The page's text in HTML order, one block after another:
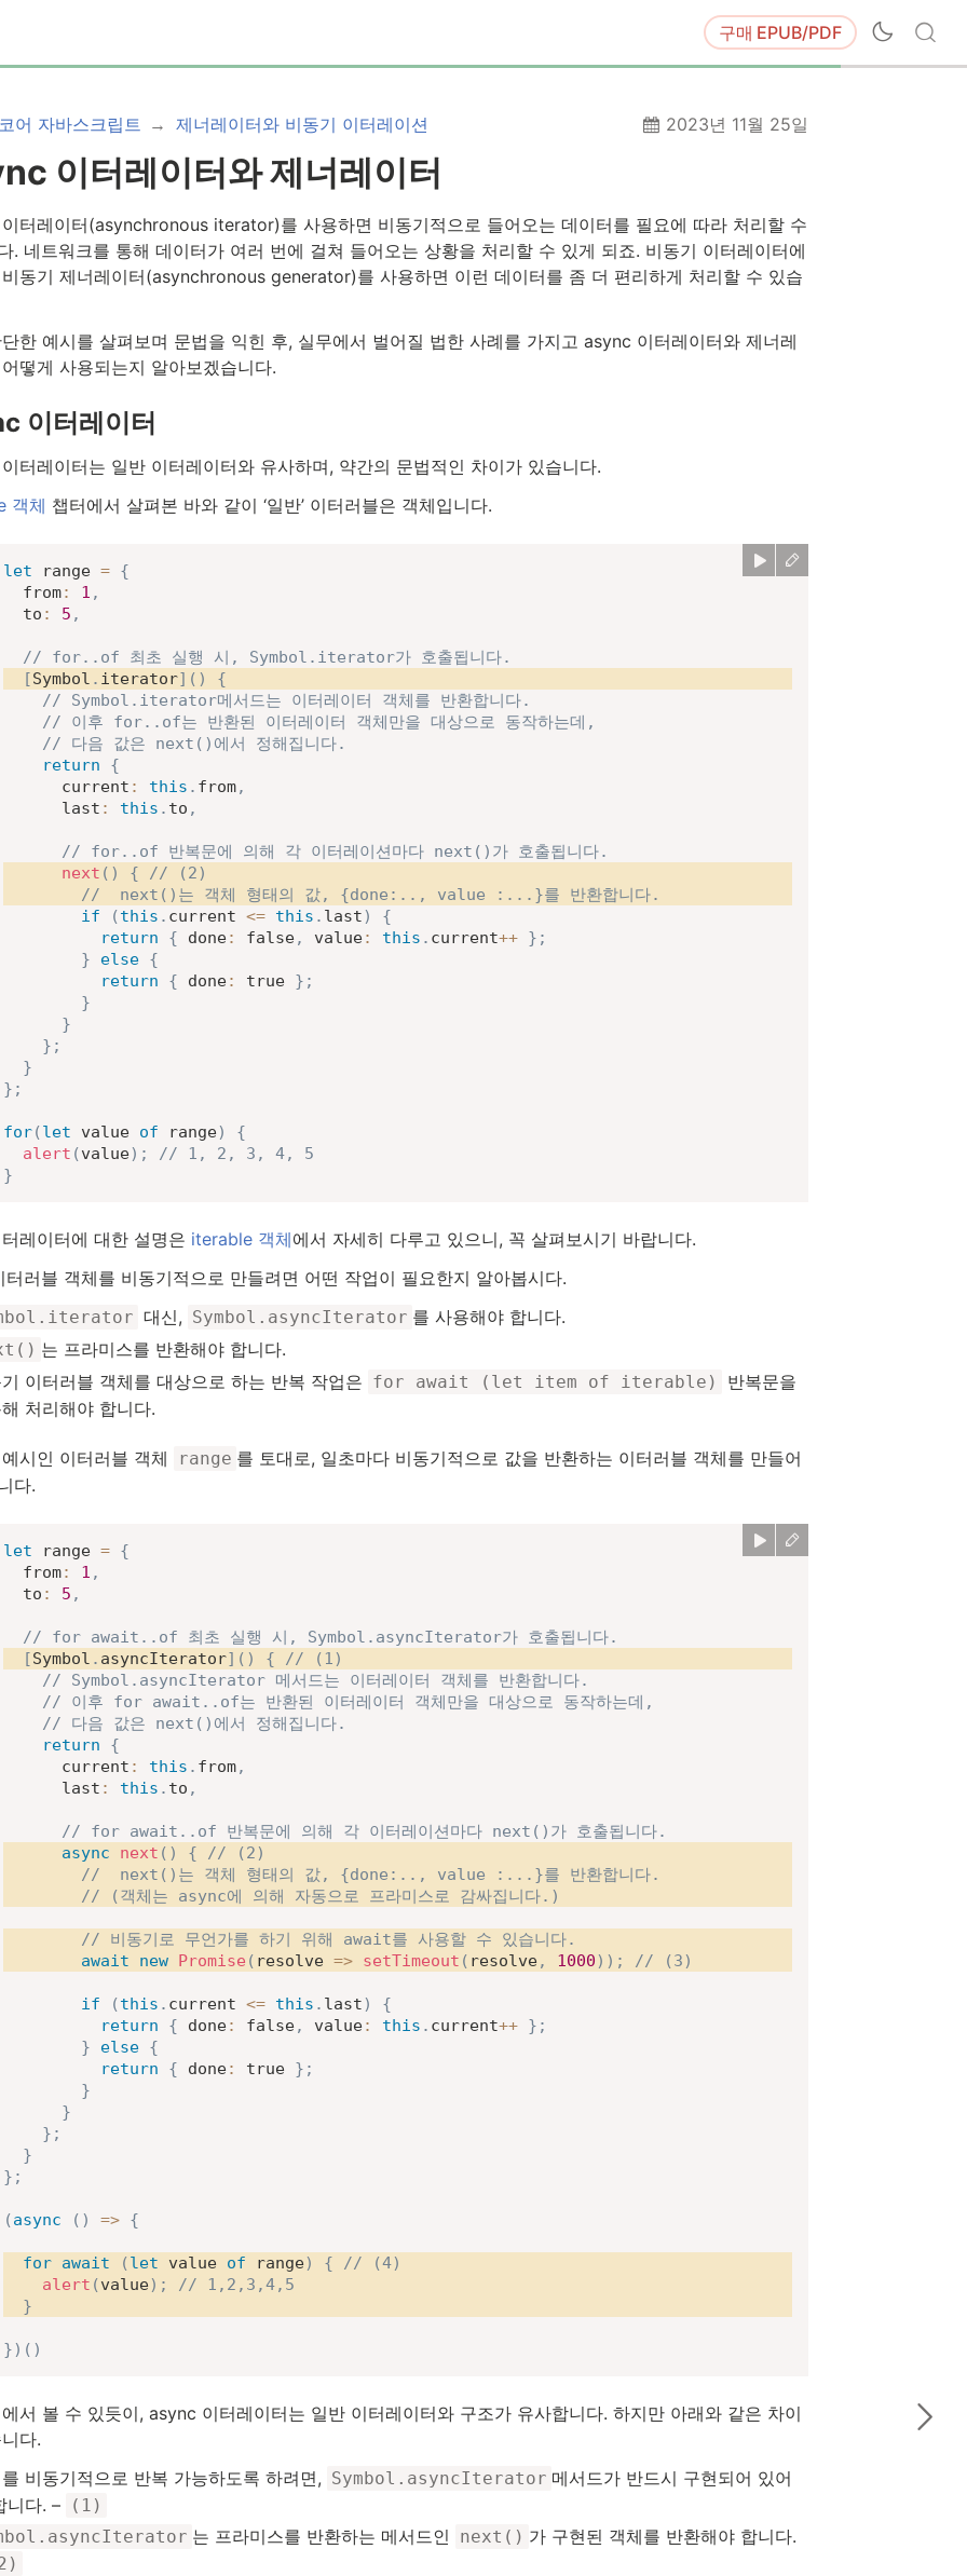
구매 EPUB/PDF
어 자바스크립트 제너레이터와 비동기 이터레이션 2023년 11월 25일
이터레이터와 제너레이터
터레이터(asynchronous iterator)를 사용하면 비동기적으로 들어오는 데이터를 필요에 따라 처리할 수
. 네트워크를 통해 데이터가 여러 번에 걸쳐 들어오는 상황을 처리할 수 있게 되죠. 비동기 이터레이터에
동기 제너레이터(asynchronous generator)를 사용하면 이런 데이터를 좀 더 편리하게 처리할 수 있습
한 예시를 살펴보며 문법을 익힌 후, 실무에서 벌어질 법한 사례를 가지고 async 이터레이터와 제너레
떻게 사용되는지 알아보겠습니다.
이터레이터
터레이터는 일반 이터레이터와 유사하며, 약간의 문법적인 차이가 있습니다.
객체 챕터에서 살펴본 바와 같이 ‘일반’ 이터러블은 객체입니다.
let range = {
from: 1 ,
to : 5 ,
// for..of 최초 실행 시, Symbol.iterator가 호출됩니다.
[Symbol . iterator] ( )
{
// Symbol.iterator메서드는 이터레이터 객체를 반환합니다.
// 이후 for..of는 반환된 이터레이터 객체만을 대상으로 동작하는데,
// 다음 값은 next()에서 정해집니다.
return
{
current : this . from,
last : this . to ,
// for..of 반복문에 의해 각 이터레이션마다 next()가 호출됩니다.
next ( ) {
// (2)
//  next()는 객체 형태의 값, {done:.., value :...}를 반환합니다.
if
(this . current <= this . last)
{
return
{ done: false, value: this . current++ } ;
}
else {
return
{ done: true } ;
}
}
} ;
}
} ;
for(let value of range)
{
alert (value) ;
// 1, 2, 3, 4, 5
}
레이터에 대한 설명은 iterable 객체에서 자세히 다루고 있으니, 꼭 살펴보시기 바랍니다.
터러블 객체를 비동기적으로 만들려면 어떤 작업이 필요한지 알아봅시다.
대신, Symbol.asyncIterator 를 사용해야 합니다.
는 프라미스를 반환해야 합니다.
이터러블 객체를 대상으로 하는 반복 작업은 for await (let item of iterable)
반복문을
처리해야 합니다.
시인 이터러블 객체 range 를 토대로, 일초마다 비동기적으로 값을 반환하는 이터러블 객체를 만들어
다.
let range = {
from: 1 ,
to : 5 ,
// for await..of 최초 실행 시, Symbol.asyncIterator가 호출됩니다.
[Symbol . asyncIterator] ( ) {
// (1)
// Symbol.asyncIterator 메서드는 이터레이터 객체를 반환합니다.
// 이후 for await..of는 반환된 이터레이터 객체만을 대상으로 동작하는데,
// 다음 값은 next()에서 정해집니다.
return
{
current : this . from,
last : this . to ,
// for await..of 반복문에 의해 각 이터레이션마다 next()가 호출됩니다.
async
next ( ) {
// (2)
//  next()는 객체 형태의 값, {done:.., value :...}를 반환합니다.
// (객체는 async에 의해 자동으로 프라미스로 감싸집니다.)
// 비동기로 무언가를 하기 위해 await를 사용할 수 있습니다.
await
new Promise ( resolve => setTimeout ( resolve, 1000) ) ; // (3)
if (this . current <= this . last)
{
return
{ done: false, value: this . current++ } ;
}
else {
return
{ done: true } ;
}
}
} ;
}
} ;
(async ( ) => {
for await (let value of range) {
// (4)
alert (value) ;
// 1,2,3,4,5
}
}) ( )
서 볼 수 있듯이, async 이터레이터는 일반 이터레이터와 구조가 유사합니다. 하지만 아래와 같은 차이
다.
비동기적으로 반복 가능하도록 하려면, Symbol.asyncIterator 메서드가 반드시 구현되어 있어
니다. –
(1)
는 프라미스를 반환하는 메서드인 next() 가 구현된 객체를 반환해야 합니다.